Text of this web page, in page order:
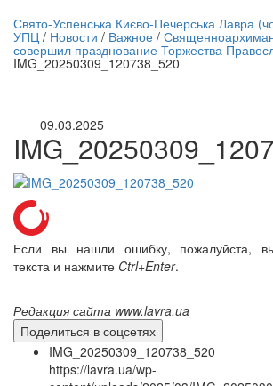
трансляция | 12 сентября
трансляции
Свято-Успенська Києво-Печерська Лавра
УПЦ / Новости / Важное /
совершил празднование Торжества
IMG_20250309_120738_520
09.03.2025
Если вы нашли ошибку, пожалуйста,
текста и нажмите Ctrl+Enter.
Редакция сайта www.lavra.ua
Поделиться в соцсетях
IMG_20250309_120738_520
https://lavra.ua/wp-